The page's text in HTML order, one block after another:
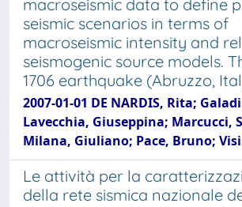
macroseismic data to define
seismic scenarios in terms of
macroseismic intensity and
seismogenic source models.
1706 earthquake (Abruzzo,
2007-01-01 DE NARDIS, Rita;
Lavecchia, Giuseppina; Marcucci,
Milana, Giuliano; Pace, Bruno;
Le attività per la
della rete sismica nazionale